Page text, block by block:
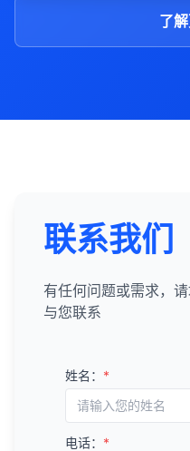
了
联系我们
有任何问题或需求，
与您联系
姓名： *
电话： *